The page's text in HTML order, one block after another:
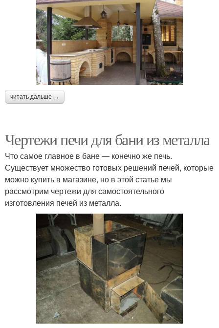
читать дальше →
Чертежи печи для бани из металла
Что самое главное в бане — конечно же печь.
Существует множество готовых решений печей, которые
можно купить в магазине, но в этой статье мы
рассмотрим чертежи для самостоятельного
изготовления печей из металла.